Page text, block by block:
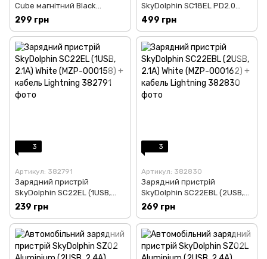
Cube магнітний Black
(8886668686204)
299 грн
SkyDolphin SC18EL PD2.0
(1USB-С, 3A) White (MZP-
000156) + кабель Lightning
499 грн
3
Артикул: 382791
Зарядний пристрій
SkyDolphin SC22EL (1USB,
2.1A) White (MZP-000158) +
кабель Lightning
239 грн
3
Артикул: 382830
Зарядний пристрій
SkyDolphin SC22EBL (2USB,
2.1A) White (MZP-000162) +
кабель Lightning
269 грн